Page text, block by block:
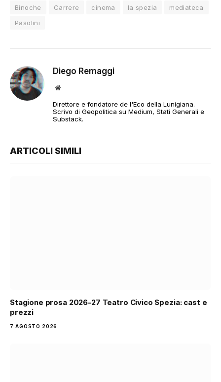
Binoche Carrere cinema la spezia
mediateca
Pasolini
Diego Remaggi
Sito
Direttore e fondatore de l'Eco della Lunigiana.
Scrivo di Geopolitica su Medium, Stati Generali e
Substack.
ARTICOLI SIMILI
Stagione prosa 2026-27 Teatro Civico Spezia: cast e
prezzi
7 AGOSTO 2026